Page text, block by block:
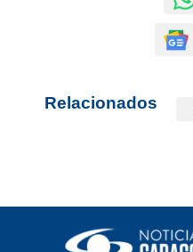
Relacionados